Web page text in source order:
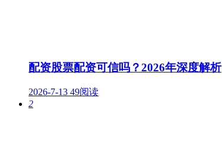
配资股票配资可信吗？2026年深度解析
2026-7-13 49阅读
2